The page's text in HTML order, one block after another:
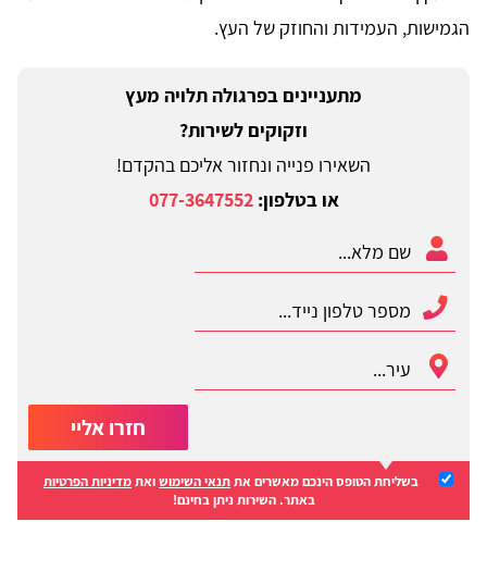
הגמישות, העמידות והחוזק של העץ.
מתעניינים בפרגולה תלויה מעץ
וזקוקים לשירות?
השאירו פנייה ונחזור אליכם בהקדם!
או בטלפון:077-3647552
חזרו אליי
בשליחת הטופס הינכם מאשרים אתתנאי השימושואתמדיניות הפרטיות
באתר. השירות ניתן בחינם!